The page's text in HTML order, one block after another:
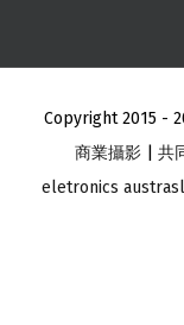
Copyright 2015 -
商業攝影
共
eletronics